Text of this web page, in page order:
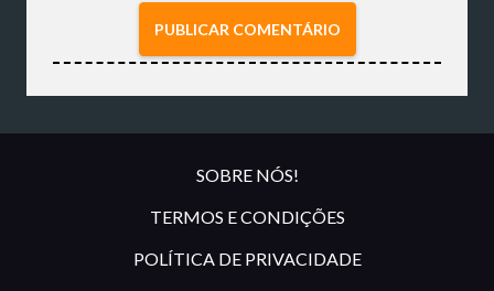
PUBLICAR COMENTÁRIO
SOBRE NÓS!
TERMOS E CONDIÇÕES
POLÍTICA DE PRIVACIDADE